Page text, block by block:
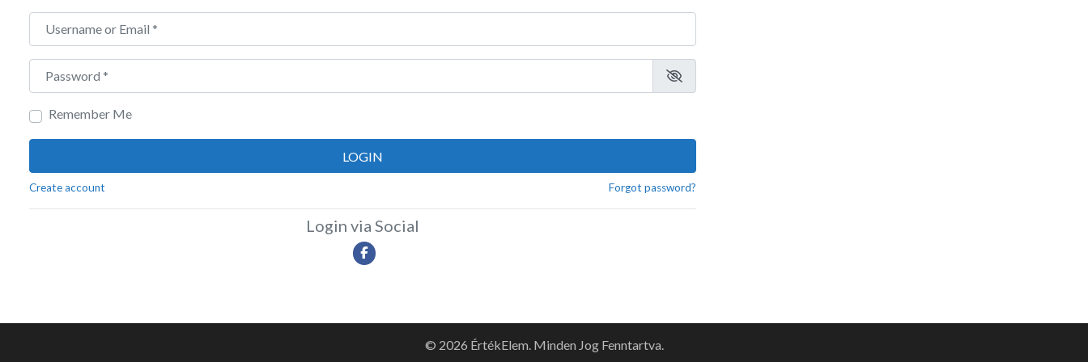
Username or Email
Password
Remember Me
LOGIN
Create account Forgot password?
Login via Social
© 2026 ÉrtékElem. Minden Jog Fenntartva.